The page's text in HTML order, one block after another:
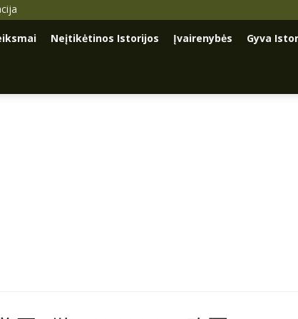
Neįtikėtinos Istorijos Įvairenybės Gyva